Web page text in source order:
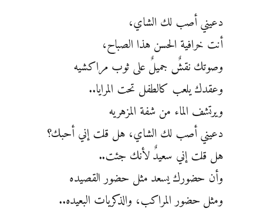
دعيني أصب لك الشاي،
أنت خرافية الحسن هذا الصباح،
وصوتك نقشٌ جميلٌ على ثوب مراكشيه
وعقدك يلعب كالطفل تحت المرايا..
ويرتشف الماء من شفة المزهريه
دعيني أصب لك الشاي، هل قلت إني أحبك؟
هل قلت إني سعيدٌ لأنك جئت..
وأن حضورك يسعد مثل حضور القصيده
ومثل حضور المراكب، والذكريات البعيده..